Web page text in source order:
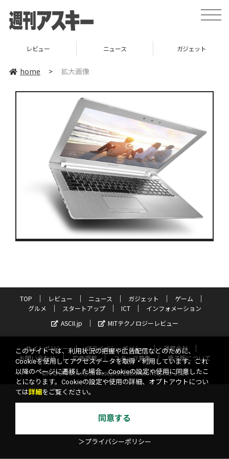
toggle
レビュー ニュース ガジェット
home > 拡大画像
TOP レビュー ニュース ガジェット
ゲーム
グルメ
スタートアップ ICT
インフォメーション
ASCII.jp
MITテクノロジーレビュー
サイトポリシー プライバシーポリシー
運営会社
お問い合わせ
広告掲載 スタッフ募集
電子版について
©KADOKAWA ASCII Research Laboratories, Inc. 2026
このサイトでは、利用状況の把握や広告配信などのために、
Cookieを使用してアクセスデータを取得・利用しています。これ
以降のページに遷移した場合、Cookieの設定や使用に同意したこ
とになります。Cookieの設定や使用の詳細、オプトアウトについ
ては詳細 をご覧ください。
同意する
＞プライバシーポリシー